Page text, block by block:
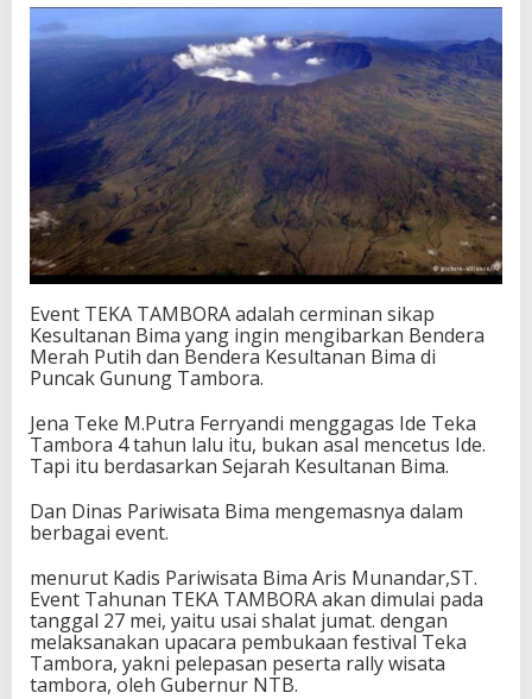
Event TEKA TAMBORA adalah cerminan sikap
Kesultanan Bima yang ingin mengibarkan Bendera
Merah Putih dan Bendera Kesultanan Bima di
Puncak Gunung Tambora.
Jena Teke M.Putra Ferryandi menggagas Ide Teka
Tambora 4 tahun lalu itu, bukan asal mencetus Ide.
Tapi itu berdasarkan Sejarah Kesultanan Bima.
Dan Dinas Pariwisata Bima mengemasnya dalam
berbagai event.
menurut Kadis Pariwisata Bima Aris Munandar,ST.
Event Tahunan TEKA TAMBORA akan dimulai pada
tanggal 27 mei, yaitu usai shalat jumat. dengan
melaksanakan upacara pembukaan festival Teka
Tambora, yakni pelepasan peserta rally wisata
tambora, oleh Gubernur NTB.